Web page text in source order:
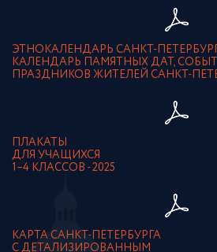
ЭТНОКАЛЕНДАРЬ САНКТ-
КАЛЕНДАРЬ ПАМЯТНЫХ ДАТ,
ПРАЗДНИКОВ ЖИТЕЛЕЙ САНКТ-
ПЛАКАТЫ
ДЛЯ УЧАЩИХСЯ
1–4 КЛАССОВ - 2025
КАРТА САНКТ-ПЕТЕРБУРГА
С ДЕТАЛИЗИРОВАННЫМ